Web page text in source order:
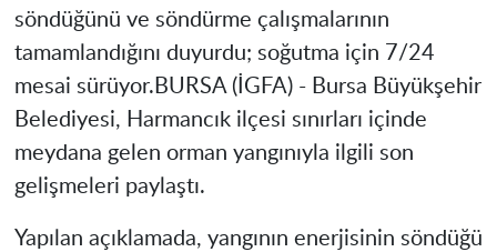
söndüğünü ve söndürme çalışmalarının
tamamlandığını duyurdu; soğutma için 7/24
mesai sürüyor. BURSA (İGFA) - Bursa Büyükşehir
Belediyesi, Harmancık ilçesi sınırları içinde
meydana gelen orman yangınıyla ilgili son
gelişmeleri paylaştı.
Yapılan açıklamada, yangının enerjisinin söndüğü